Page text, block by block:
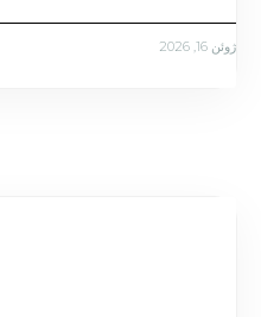
ژوئن 16, 2026